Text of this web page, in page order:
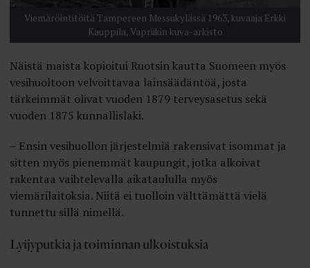
Viemäröintitöitä Tampereen Messukylässä 1963, kuvaaja Erkki
Kauppila, Vapriikin kuva-arkisto
Näistä maista kopioitui Ruotsin kautta Suomeen myös
vesihuoltoon velvoittavaa lainsäädäntöä, josta
tärkeimmät olivat vuoden 1879 terveysasetus sekä
vuoden 1875 kunnallislaki.
– Ensin vesihuollon järjestelmiä rakensivat isommat ja
sitten myös pienemmät kaupungit, jotka alkoivat
rakentaa vaihtelevalla aikataululla myös
viemärilaitoksia. Niitä ei tuolloin välttämättä vielä
tunnettu sillä nimellä.
Lyijyputkia ja toiminnan ulkoistuksia